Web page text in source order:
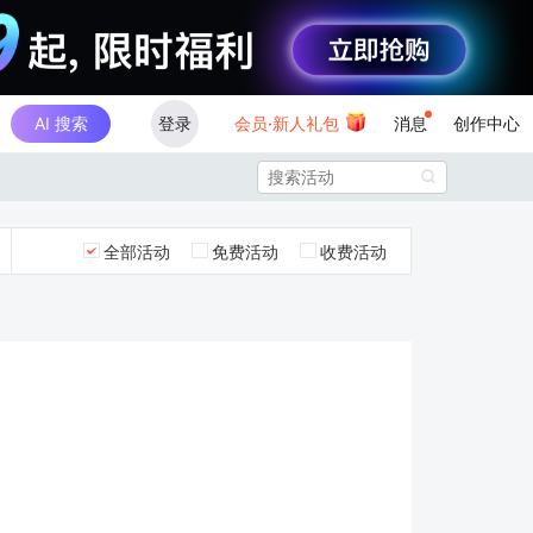
AI 搜索 登录 会员·新人礼包 消息 创作中心

全部活动 免费活动 收费活动